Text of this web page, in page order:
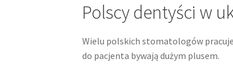
Polscy dentyści w
Wielu polskich stomatologów
do pacjenta bywają dużym plusem.